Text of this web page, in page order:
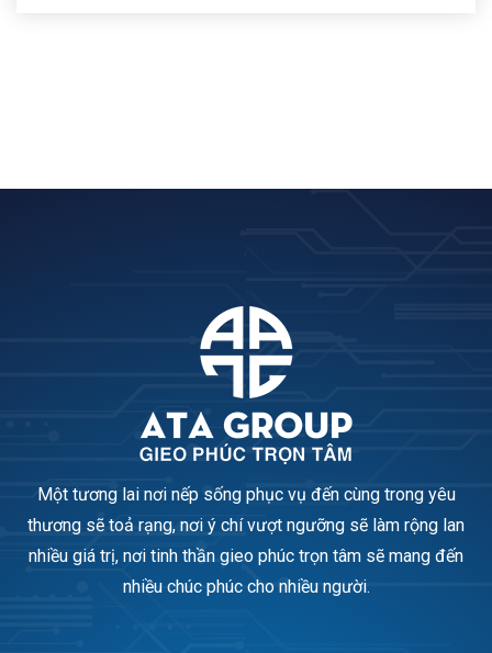
Một tương lai nơi nếp sống phục vụ đến cùng trong yêu
thương sẽ toả rạng, nơi ý chí vượt ngưỡng sẽ làm rộng lan
nhiều giá trị, nơi tinh thần gieo phúc trọn tâm sẽ mang đến
nhiều chúc phúc cho nhiều người.